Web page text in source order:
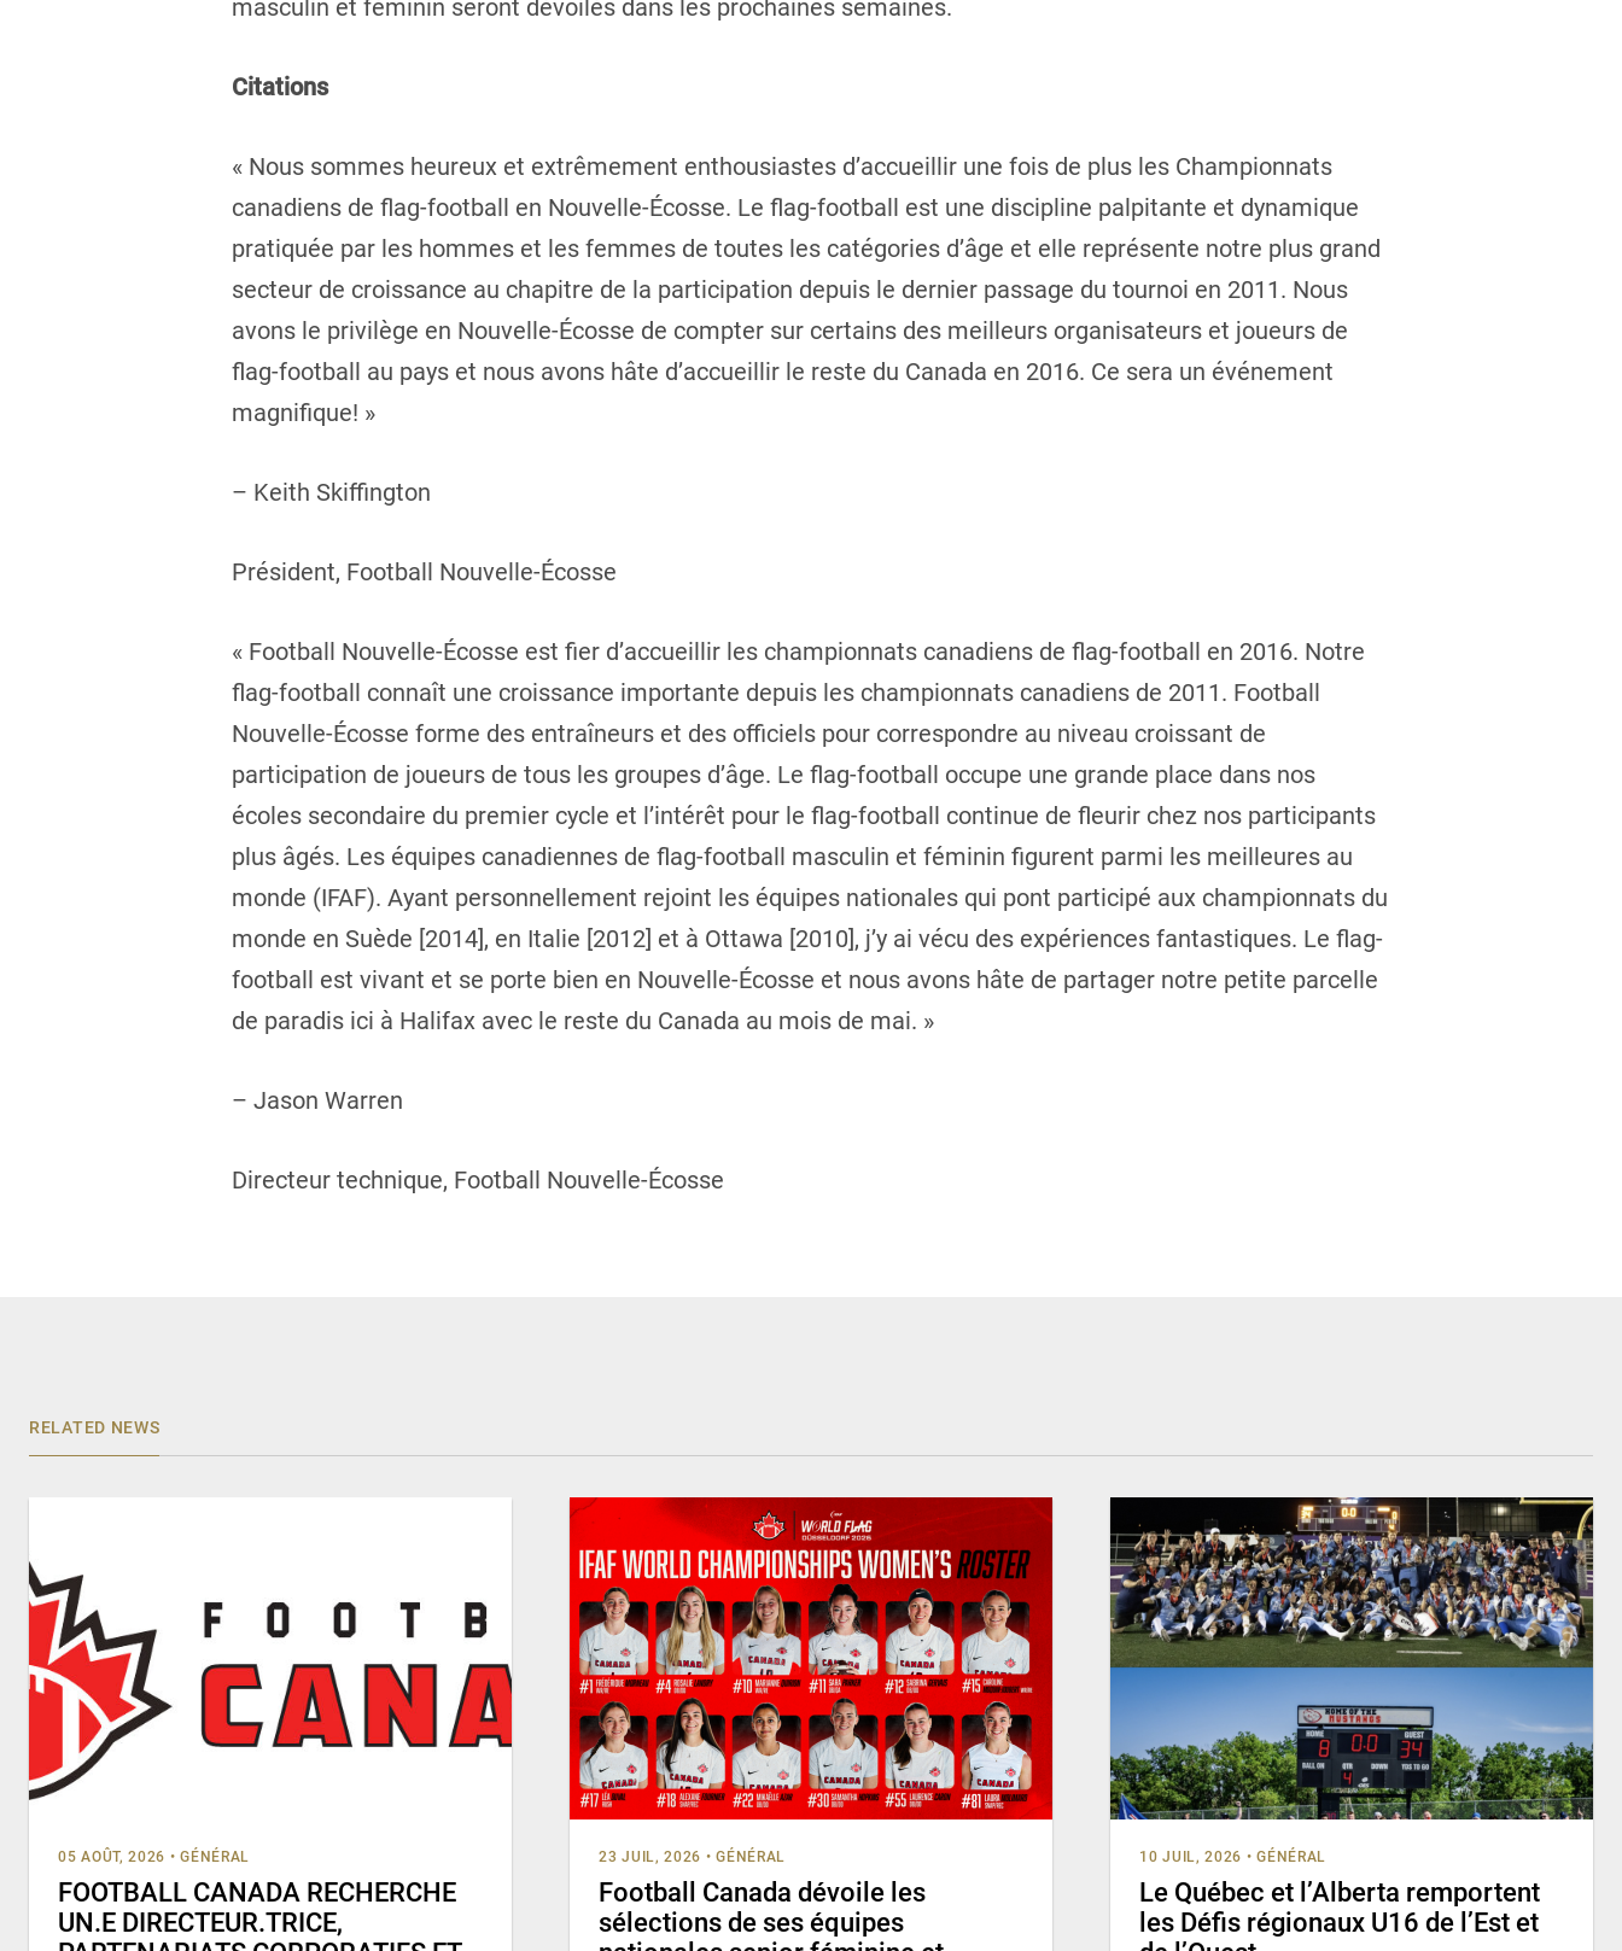
masculin et féminin seront dévoilés dans les prochaines semaines.
Citations
« Nous sommes heureux et extrêmement enthousiastes d’accueillir une fois de plus les Championnats
canadiens de flag-football en Nouvelle-Écosse. Le flag-football est une discipline palpitante et dynamique
pratiquée par les hommes et les femmes de toutes les catégories d’âge et elle représente notre plus grand
secteur de croissance au chapitre de la participation depuis le dernier passage du tournoi en 2011. Nous
avons le privilège en Nouvelle-Écosse de compter sur certains des meilleurs organisateurs et joueurs de
flag-football au pays et nous avons hâte d’accueillir le reste du Canada en 2016. Ce sera un événement
magnifique! »
– Keith Skiffington
Président, Football Nouvelle-Écosse
« Football Nouvelle-Écosse est fier d’accueillir les championnats canadiens de flag-football en 2016. Notre
flag-football connaît une croissance importante depuis les championnats canadiens de 2011. Football
Nouvelle-Écosse forme des entraîneurs et des officiels pour correspondre au niveau croissant de
participation de joueurs de tous les groupes d’âge. Le flag-football occupe une grande place dans nos
écoles secondaire du premier cycle et l’intérêt pour le flag-football continue de fleurir chez nos participants
plus âgés. Les équipes canadiennes de flag-football masculin et féminin figurent parmi les meilleures au
monde (IFAF). Ayant personnellement rejoint les équipes nationales qui pont participé aux championnats du
monde en Suède [2014], en Italie [2012] et à Ottawa [2010], j’y ai vécu des expériences fantastiques. Le flag-
football est vivant et se porte bien en Nouvelle-Écosse et nous avons hâte de partager notre petite parcelle
de paradis ici à Halifax avec le reste du Canada au mois de mai. »
– Jason Warren
Directeur technique, Football Nouvelle-Écosse
RELATED NEWS
05 AOÛT, 2026 • GÉNÉRAL
FOOTBALL CANADA RECHERCHE
UN.E DIRECTEUR.TRICE,
23 JUIL, 2026 • GÉNÉRAL
Football Canada dévoile les
sélections de ses équipes
10 JUIL, 2026 • GÉNÉRAL
Le Québec et l’Alberta remportent
les Défis régionaux U16 de l’Est et